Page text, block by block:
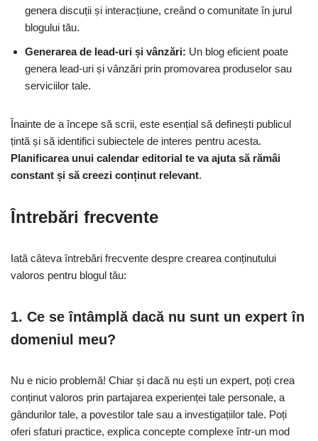
genera discuții și interacțiune, creând o comunitate în jurul
blogului tău.
Generarea de lead-uri și vânzări: Un blog eficient poate
genera lead-uri și vânzări prin promovarea produselor sau
serviciilor tale.
Înainte de a începe să scrii, este esențial să definești publicul
țintă și să identifici subiectele de interes pentru acesta.
Planificarea unui calendar editorial te va ajuta să rămâi
constant și să creezi conținut relevant.
Întrebări frecvente
Iată câteva întrebări frecvente despre crearea conținutului
valoros pentru blogul tău:
1. Ce se întâmplă dacă nu sunt un expert în
domeniul meu?
Nu e nicio problemă! Chiar și dacă nu ești un expert, poți crea
conținut valoros prin partajarea experienței tale personale, a
gândurilor tale, a povestilor tale sau a investigațiilor tale. Poți
oferi sfaturi practice, explica concepte complexe într-un mod